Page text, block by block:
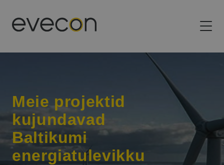
Meie projektid
kujundavad
Baltikumi
energiatulevikku